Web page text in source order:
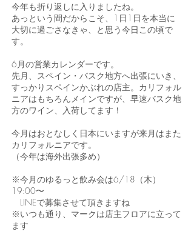
今年も折り返しに入りましたね。
あっという間だからこそ、1日1日を本当に
大切に過ごさなきゃ、と思う今日この頃で
す。
6月の営業カレンダーです。
先月、スペイン・バスク地方へ出張にいき、
すっかりスペインかぶれの店主。カリフォル
ニアはもちろんメインですが、早速バスク地
方のワイン、入荷してます！
今月はおとなしく日本にいますが来月はまた
カリフォルニアです。
（今年は海外出張多め）
※今月のゆるっと飲み会は6/18（木）
19:00〜
LINEで募集させて頂きますね
※いつも通り、マークは店主フロアに立って
ます